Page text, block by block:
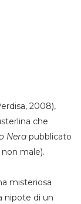
2008),
che
Nerapubblicato
male).
misteriosa
nipote di un